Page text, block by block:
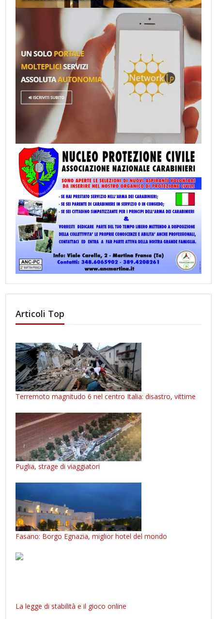
Articoli Top
Terremoto magnitudo 6 nel centro Italia: disastro, vittime
Puglia, strage di viaggiatori
Fasano: Borgo Egnazia, miglior hotel del mondo
La legge di stabilità e il gioco online